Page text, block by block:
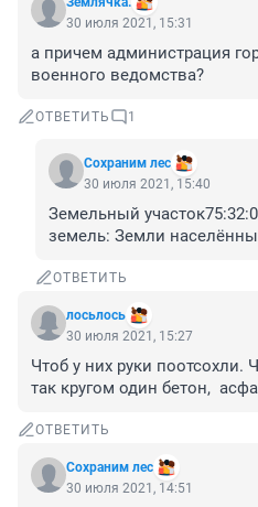
30 июля 2021, 15:31
а причем администрация
военного ведомства?
ОТВЕТИТЬ 1
Сохраним лес
30 июля 2021, 15:40
Земельный
земель: Земли
ОТВЕТИТЬ
лосьлось
30 июля 2021, 15:27
Чтоб у них руки поотсохли.
так кругом один бетон,
ОТВЕТИТЬ
Сохраним лес
30 июля 2021, 14:51